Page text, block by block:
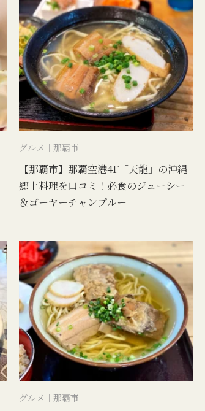
グルメ｜那覇市
【那覇市】那覇空港4F「天龍」の沖縄
郷土料理を口コミ！必食のジューシー
＆ゴーヤーチャンプルー
グルメ｜那覇市